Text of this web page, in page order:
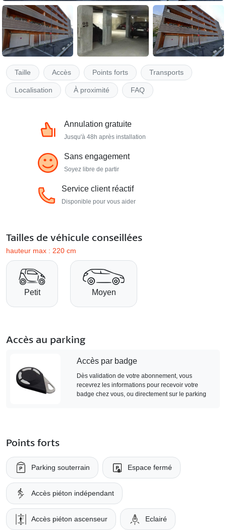
Taille Accès Points forts Transports
Localisation À proximité FAQ
Annulation gratuite
Jusqu'à 48h après installation
Sans engagement
Soyez libre de partir
Service client réactif
Disponible pour vous aider
Tailles de véhicule conseillées
hauteur max : 220 cm
Petit Moyen
Accès au parking
Accès par badge
Dès validation de votre abonnement, vous
recevrez les informations pour recevoir votre
badge chez vous, ou directement sur le parking
Points forts
Parking souterrain Espace fermé
Accès piéton indépendant
Accès piéton ascenseur Eclairé